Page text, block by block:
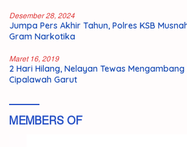
Desember 28, 2024
Jumpa Pers Akhir Tahun, Polres KSB
Gram Narkotika
Maret 16, 2019
2 Hari Hilang, Nelayan Tewas
Cipalawah Garut
MEMBERS OF